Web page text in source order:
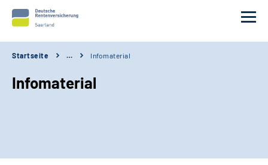
Startseite … Infomaterial
Infomaterial